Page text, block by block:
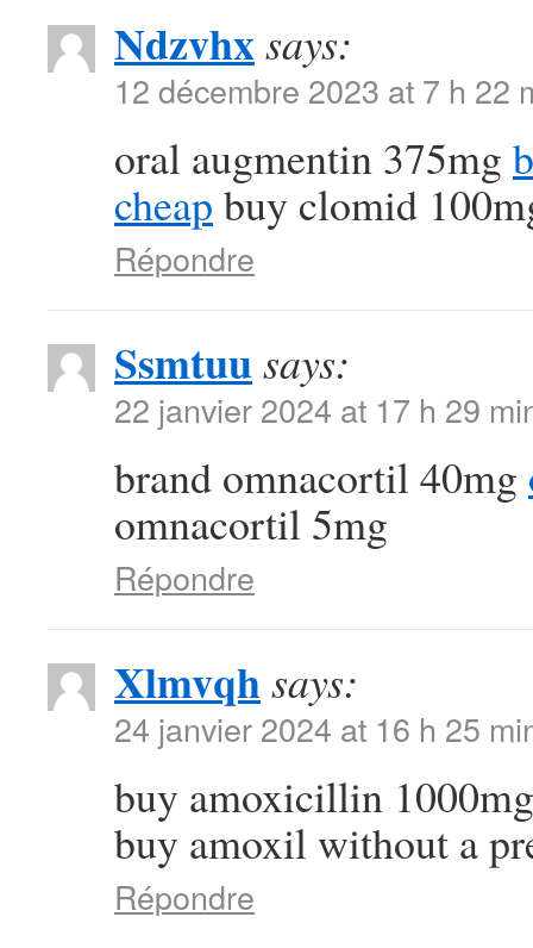
Ndzvhxsays:
12 décembre 2023 at 7 h 22
oral augmentin 375mg
cheap buy clomid
Répondre
Ssmtuusays:
22 janvier 2024 at 17 h 29
brand omnacortil 40mg
omnacortil 5mg
Répondre
Xlmvqhsays:
24 janvier 2024 at 16 h 25
buy amoxicillin
buy amoxil without a
Répondre